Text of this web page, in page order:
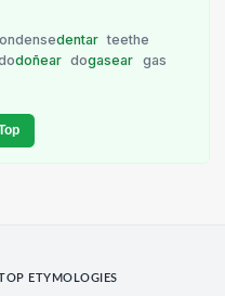
dentar teethe
doñear dogasear gas
TOP ETYMOLOGIES